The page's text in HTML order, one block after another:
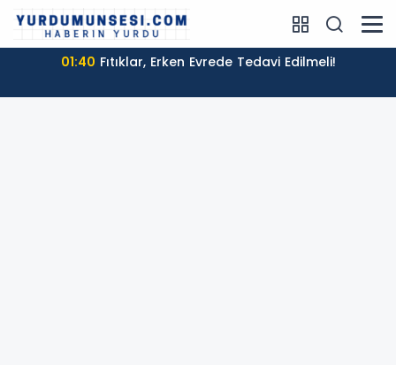
01:40 Fıtıklar, Erken Evrede Tedavi Edilmeli!